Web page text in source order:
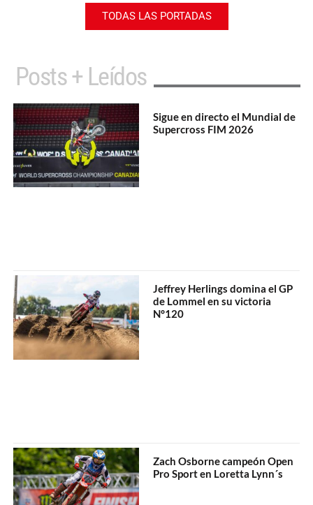
TODAS LAS PORTADAS
Posts + Leídos
Sigue en directo el Mundial de
Supercross FIM 2026
Jeffrey Herlings domina el GP
de Lommel en su victoria
N°120
Zach Osborne campeón Open
Pro Sport en Loretta Lynn´s